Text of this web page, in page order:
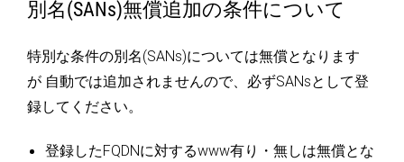
別名(SANs)無償追加の条件について
特別な条件の別名(SANs)については無償となります
が 自動では追加されませんので、必ずSANsとして登
録してください。
登録したFQDNに対するwww有り・無しは無償とな